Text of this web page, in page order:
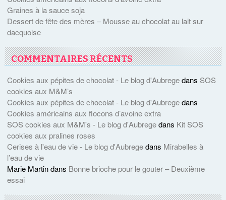
Graines à la sauce soja
Dessert de fête des mères – Mousse au chocolat au lait sur
dacquoise
COMMENTAIRES RÉCENTS
Cookies aux pépites de chocolat - Le blog d'Aubregedans SOS
cookies aux M&M’s
Cookies aux pépites de chocolat - Le blog d'Aubregedans
Cookies américains aux flocons d’avoine extra
SOS cookies aux M&M's - Le blog d'Aubregedans Kit SOS
cookies aux pralines roses
Cerises à l'eau de vie - Le blog d'Aubregedans Mirabelles à
l’eau de vie
Marie Martindans Bonne brioche pour le gouter – Deuxième
essai